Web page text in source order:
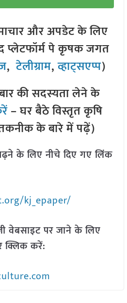
और अपडेट के लिए
पे कृषक जगत
,टेलीग्राम,व्हाट्सएप्प)
की सदस्यता लेने के
– घर बैठे विस्तृत कृषि
के बारे में पढ़ें)
के लिए नीचे दिए गए लिंक
kj_epaper/
वेबसाइट पर जाने के लिए
क्लिक करें: